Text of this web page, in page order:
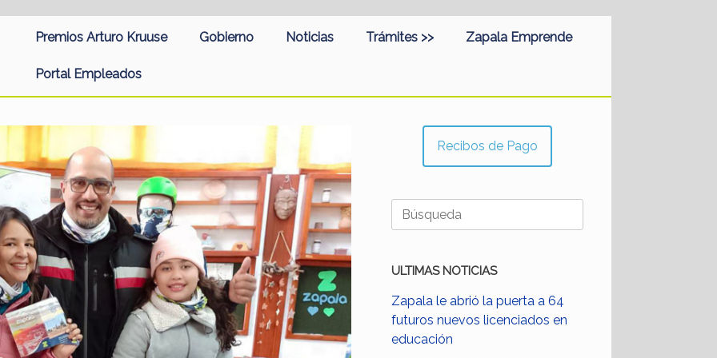
Premios Arturo Kruuse Gobierno Noticias Trámites >> Zapala Emprende
Portal Empleados
Recibos de Pago
Buscar:
ULTIMAS NOTICIAS
Zapala le abrió la puerta a 64
futuros nuevos licenciados en
educación